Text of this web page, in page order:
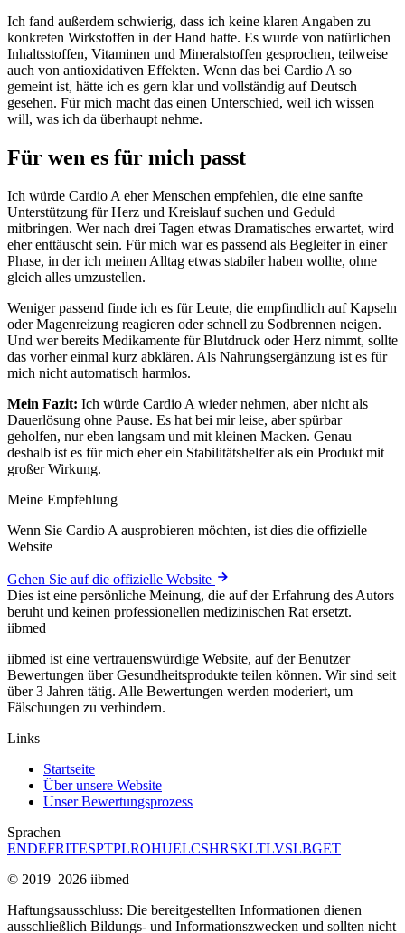
Ich fand außerdem schwierig, dass ich keine klaren Angaben zu
konkreten Wirkstoffen in der Hand hatte. Es wurde von natürlichen
Inhaltsstoffen, Vitaminen und Mineralstoffen gesprochen, teilweise
auch von antioxidativen Effekten. Wenn das bei Cardio A so
gemeint ist, hätte ich es gern klar und vollständig auf Deutsch
gesehen. Für mich macht das einen Unterschied, weil ich wissen
will, was ich da überhaupt nehme.
Für wen es für mich passt
Ich würde Cardio A eher Menschen empfehlen, die eine sanfte
Unterstützung für Herz und Kreislauf suchen und Geduld
mitbringen. Wer nach drei Tagen etwas Dramatisches erwartet, wird
eher enttäuscht sein. Für mich war es passend als Begleiter in einer
Phase, in der ich meinen Alltag etwas stabiler haben wollte, ohne
gleich alles umzustellen.
Weniger passend finde ich es für Leute, die empfindlich auf Kapseln
oder Magenreizung reagieren oder schnell zu Sodbrennen neigen.
Und wer bereits Medikamente für Blutdruck oder Herz nimmt, sollte
das vorher einmal kurz abklären. Als Nahrungsergänzung ist es für
mich nicht automatisch harmlos.
Mein Fazit: Ich würde Cardio A wieder nehmen, aber nicht als
Dauerlösung ohne Pause. Es hat bei mir leise, aber spürbar
geholfen, nur eben langsam und mit kleinen Macken. Genau
deshalb ist es für mich eher ein Stabilitätshelfer als ein Produkt mit
großer Wirkung.
Meine Empfehlung
Wenn Sie Cardio A ausprobieren möchten, ist dies die offizielle
Website
Gehen Sie auf die offizielle Website
Dies ist eine persönliche Meinung, die auf der Erfahrung des Autors
beruht und keinen professionellen medizinischen Rat ersetzt.
iibmed
iibmed ist eine vertrauenswürdige Website, auf der Benutzer
Bewertungen über Gesundheitsprodukte teilen können. Wir sind seit
über 3 Jahren tätig. Alle Bewertungen werden moderiert, um
Fälschungen zu verhindern.
Links
Startseite
Über unsere Website
Unser Bewertungsprozess
Sprachen
ENDEFRITESPTPLROHUELCSHRSKLTLVSLBGET
© 2019–2026 iibmed
Haftungsausschluss: Die bereitgestellten Informationen dienen
ausschließlich Bildungs- und Informationszwecken und sollten nicht